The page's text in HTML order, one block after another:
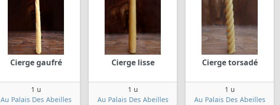
Cierge gaufré
1 u
Au Palais Des Abeilles
Cierge lisse
1 u
Au Palais Des Abeilles
Cierge torsadé
1 u
Au Palais Des Abeilles